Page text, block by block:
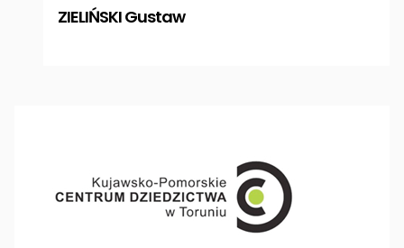
ZIELIŃSKI Gustaw